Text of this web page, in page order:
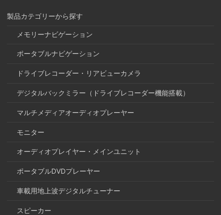
製品カテゴリーから探す
メモリーナビゲーション
ポータブルナビゲーション
ドライブレコーダー・リアビューカメラ
デジタルバックミラー（ドライブレコーダー機能搭載）
マルチメディアオーディオプレーヤー
モニター
オーディオプレイヤー・メインユニット
ポータブルDVDプレーヤー
車載用地上波デジタルチューナー
スピーカー